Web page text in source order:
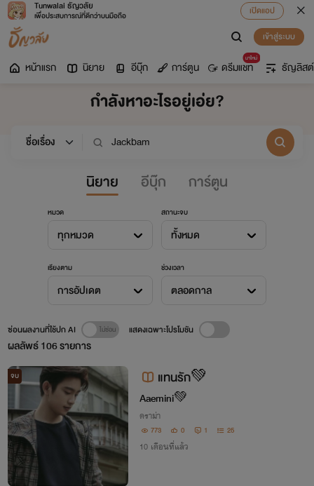
Tunwalai ธัญวลัย
เพื่อประสบการณ์ที่ดีกว่าบนมือถือ
เปิดแอป
เข้าสู่ระบบ
หน้าแรก นิยาย อีบุ๊ก การ์ตูน
มาใหม่
ดรีมแชท ธัญลิสต์
กำลังหาอะไรอยู่เอ่ย?
นิยาย อีบุ๊ก การ์ตูน
หมวด
ทุกหมวด
สถานะจบ
ทั้งหมด
เรียงตาม
การอัปเดต
ช่วงเวลา
ตลอดกาล
ผลลัพธ์106รายการ
ซ่อนผลงานที่ใช้ปก AI แสดงเฉพาะโปรโมชัน
จบ แทนรัก💚
Aaemini💚
ดราม่า
773 0 1 25
10 เดือนที่แล้ว